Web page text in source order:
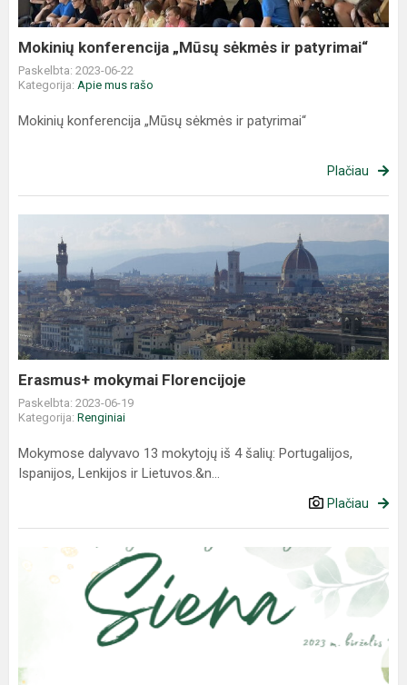
Mokinių konferencija „Mūsų sėkmės ir patyrimai“
Paskelbta: 2023-06-22
Kategorija: Apie mus rašo
Mokinių konferencija „Mūsų sėkmės ir patyrimai“
Plačiau
Erasmus+ mokymai Florencijoje
Paskelbta: 2023-06-19
Kategorija: Renginiai
Mokymose dalyvavo 13 mokytojų iš 4 šalių: Portugalijos,
Ispanijos, Lenkijos ir Lietuvos.&n...
Plačiau